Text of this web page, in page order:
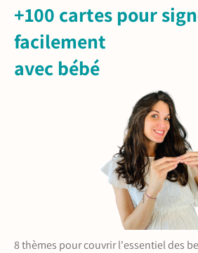
+100 cartes pour
facilement
avec bébé
8 thèmes pour couvrir l'essentiel des